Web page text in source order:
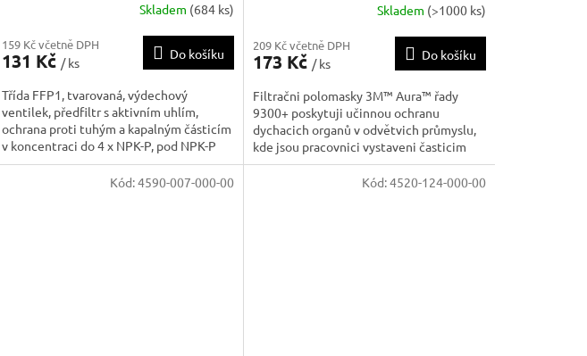
Skladem (684 ks)
159 Kč včetně DPH
131 Kč / ks
Do košíku
Třída FFP1, tvarovaná, výdechový
ventilek, předfiltr s aktivním uhlím,
ochrana proti tuhým a kapalným částicím
v koncentraci do 4 x NPK-P, pod NPK-P
proti organickým parám, kovexní tvar je
odolný proti zborcení.
Skladem (>1000 ks)
209 Kč včetně DPH
173 Kč / ks
Do košíku
Filtračni polomasky 3M™ Aura™ řady
9300+ poskytuji učinnou ochranu
dychacich organů v odvětvich průmyslu,
kde jsou pracovnici vystaveni časticim
prachu a/nebo netěkavych kapalin.
Kód:4590-007-000-00 Kód:4520-124-000-00